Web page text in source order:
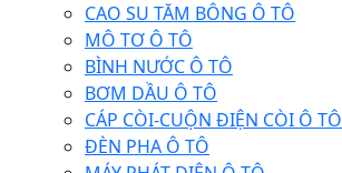
CAO SU TĂM BÔNG Ô TÔ
MÔ TƠ Ô TÔ
BÌNH NƯỚC Ô TÔ
BƠM DẦU Ô TÔ
CÁP CÒI-CUỘN ĐIỆN CÒI Ô TÔ
ĐÈN PHA Ô TÔ